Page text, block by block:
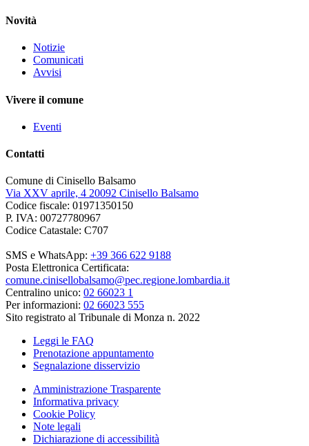
Novità
Notizie
Comunicati
Avvisi
Vivere il comune
Eventi
Contatti
Comune di Cinisello Balsamo
Via XXV aprile, 4 20092 Cinisello Balsamo
Codice fiscale: 01971350150
P. IVA: 00727780967
Codice Catastale: C707
SMS e WhatsApp: +39 366 622 9188
Posta Elettronica Certificata:
comune.cinisellobalsamo@pec.regione.lombardia.it
Centralino unico: 02 66023 1
Per informazioni: 02 66023 555
Sito registrato al Tribunale di Monza n. 2022
Leggi le FAQ
Prenotazione appuntamento
Segnalazione disservizio
Amministrazione Trasparente
Informativa privacy
Cookie Policy
Note legali
Dichiarazione di accessibilità